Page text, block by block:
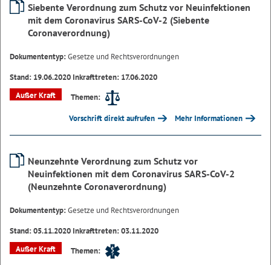
Siebente Verordnung zum Schutz vor Neuinfektionen
mit dem Coronavirus SARS-CoV-2 (Siebente
Coronaverordnung)
Dokumententyp:Gesetze und Rechtsverordnungen
Stand: 19.06.2020 Inkrafttreten: 17.06.2020
Außer Kraft
Themen:
Vorschrift direkt aufrufen Mehr Informationen
Neunzehnte Verordnung zum Schutz vor
Neuinfektionen mit dem Coronavirus SARS-CoV-2
(Neunzehnte Coronaverordnung)
Dokumententyp:Gesetze und Rechtsverordnungen
Stand: 05.11.2020 Inkrafttreten: 03.11.2020
Außer Kraft
Themen: